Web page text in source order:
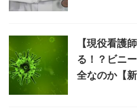
【現役看護
る！？ビニ
全なのか【